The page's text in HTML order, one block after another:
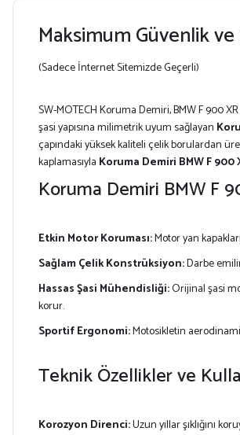
Maksimum Güvenlik
(Sadece İnternet Sitemizde Geçerli)
SW-MOTECH Koruma Demiri, BMW F 900
şasi yapısına milimetrik uyum sağlayan
çapındaki yüksek kaliteli çelik borulardan
kaplamasıyla Koruma Demiri BMW F 900
Koruma Demiri BMW F
Etkin Motor Koruması:Motor yan
Sağlam Çelik Konstrüksiyon:Darbe
Hassas Şasi Mühendisliği:Orijinal şasi
korur.
Sportif Ergonomi:Motosikletin
Teknik Özellikler ve
Korozyon Direnci:Uzun yıllar şıklığını